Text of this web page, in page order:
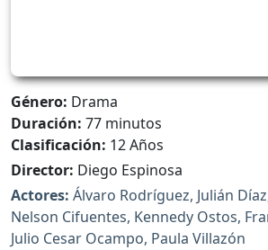
Género: Drama
Duración: 77 minutos
Clasificación: 12 Años
Director: Diego Espinosa
Actores: Álvaro Rodríguez, Julián
Nelson Cifuentes, Kennedy Ostos,
Julio Cesar Ocampo, Paula Villazón